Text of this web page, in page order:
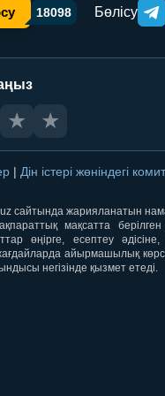
18098 Бөлісу
★ ★
| Дін істері жөніндегі
сайтында жарияланатын
мақсатта
өңірге, есептеу
айырмашылық
негізінде қызмет етеді.